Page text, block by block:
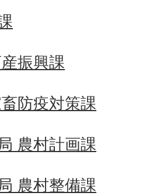
振興課
防疫対策課
農村計画課
農村整備課